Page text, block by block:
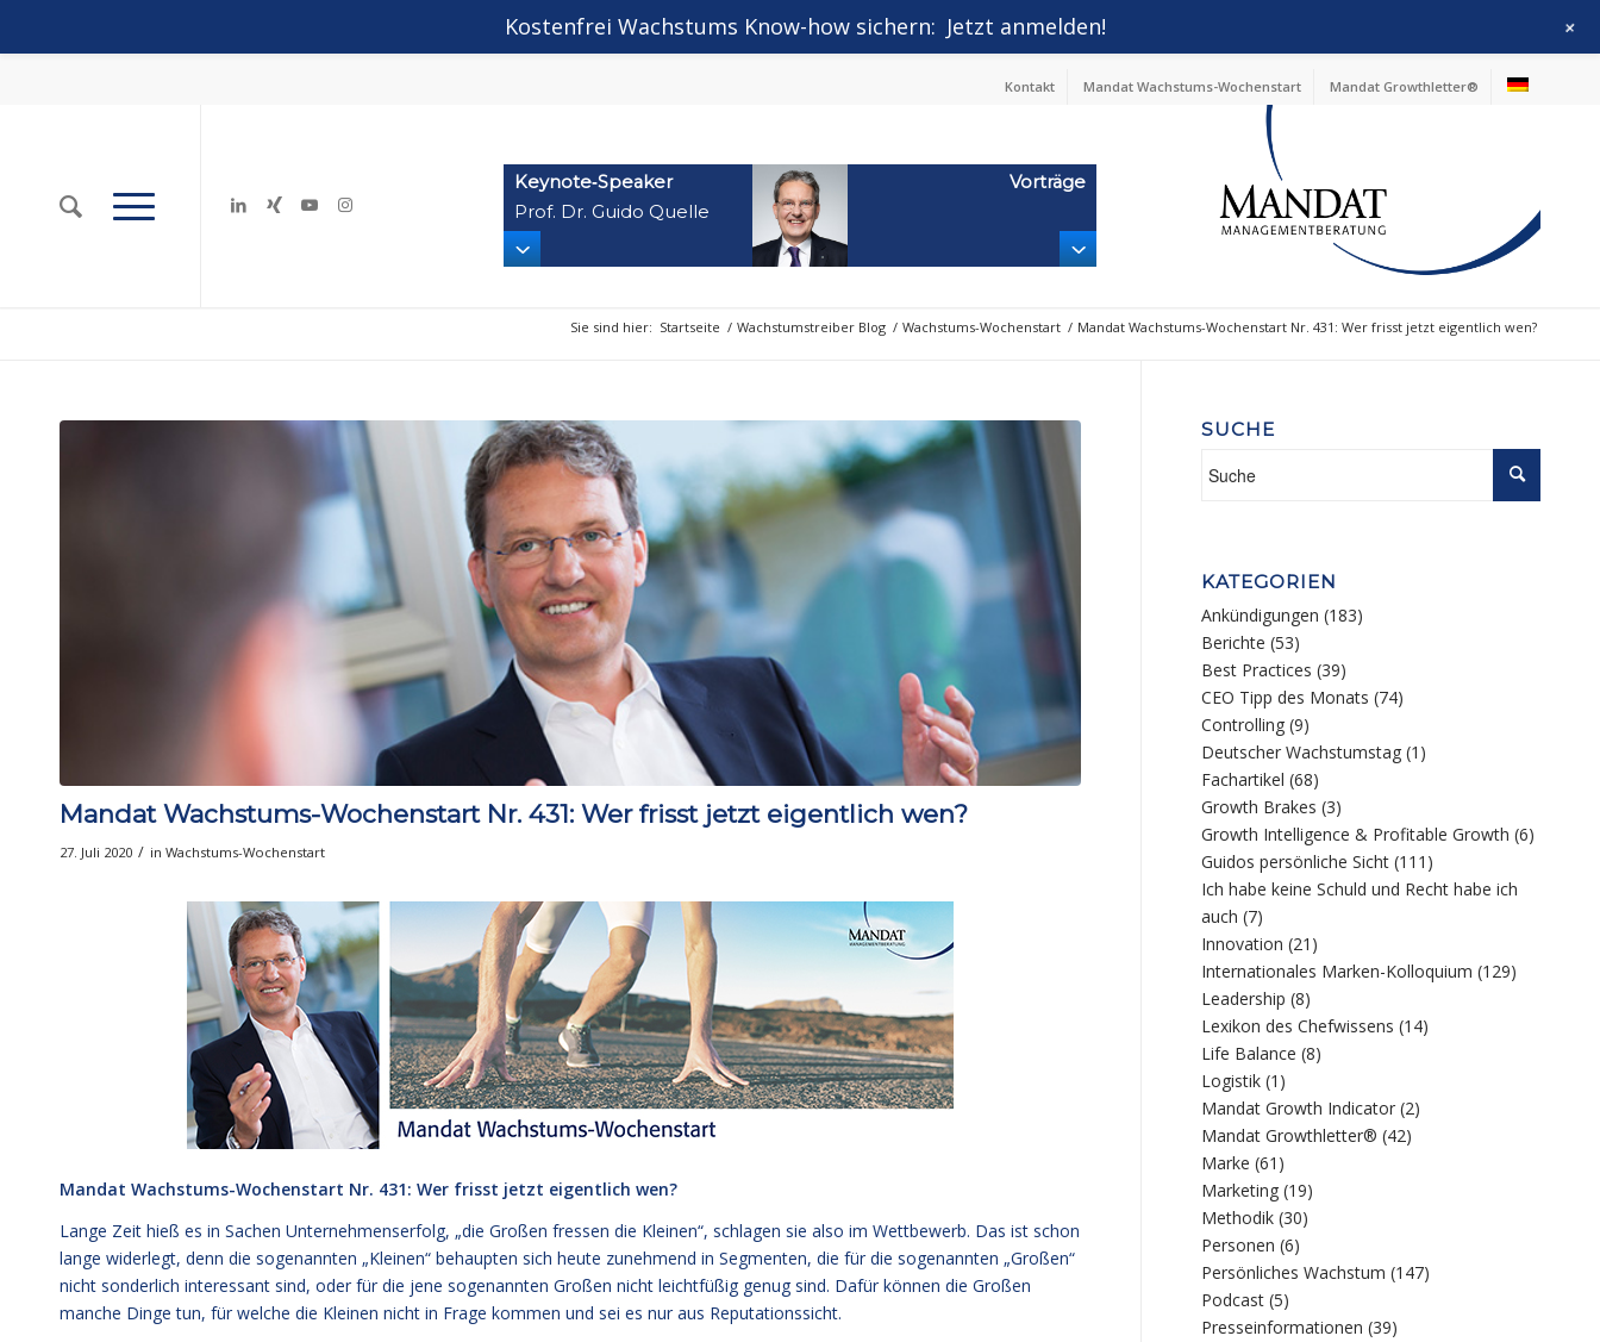
Kontakt Mandat Wachstums-Wochenstart Mandat Growthletter®
Keynote‑Speaker
Prof. Dr. Guido Quelle
Vorträge
Sie sind hier: Startseite / Wachstumstreiber Blog / Wachstums-Wochenstart / Mandat Wachstums-Wochenstart Nr. 431: Wer frisst jetzt eigentlich wen?
Mandat Wachstums-Wochenstart Nr. 431: Wer frisst jetzt eigentlich wen?
27. Juli 2020 / in Wachstums-Wochenstart
Mandat Wachstums-Wochenstart Nr. 431: Wer frisst jetzt eigentlich wen?
Lange Zeit hieß es in Sachen Unternehmenserfolg, „die Großen fressen die Kleinen“, schlagen sie also im Wettbewerb. Das ist schon
lange widerlegt, denn die sogenannten „Kleinen“ behaupten sich heute zunehmend in Segmenten, die für die sogenannten „Großen“
nicht sonderlich interessant sind, oder für die jene sogenannten Großen nicht leichtfüßig genug sind. Dafür können die Großen
manche Dinge tun, für welche die Kleinen nicht in Frage kommen und sei es nur aus Reputationssicht.
SUCHE
KATEGORIEN
Ankündigungen (183)
Berichte (53)
Best Practices (39)
CEO Tipp des Monats (74)
Controlling (9)
Deutscher Wachstumstag (1)
Fachartikel (68)
Growth Brakes (3)
Growth Intelligence & Profitable Growth (6)
Guidos persönliche Sicht (111)
Ich habe keine Schuld und Recht habe ich
auch (7)
Innovation (21)
Internationales Marken-Kolloquium (129)
Leadership (8)
Lexikon des Chefwissens (14)
Life Balance (8)
Logistik (1)
Mandat Growth Indicator (2)
Mandat Growthletter® (42)
Marke (61)
Marketing (19)
Methodik (30)
Personen (6)
Persönliches Wachstum (147)
Podcast (5)
Presseinformationen (39)
Kostenfrei Wachstums Know-how sichern: Jetzt anmelden! +